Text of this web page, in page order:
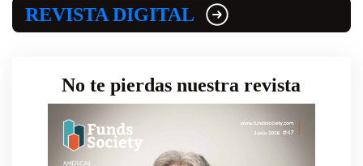
REVISTA DIGITAL
No te pierdas nuestra revista